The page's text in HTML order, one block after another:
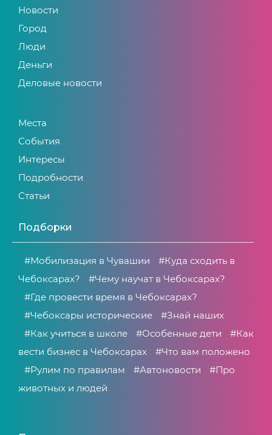
Новости
Город
Люди
Деньги
Деловые новости
Места
События
Интересы
Подробности
Статьи
Подборки
#Мобилизация в Чувашии
#Куда сходить в
Чебоксарах?
#Чему научат в Чебоксарах?
#Где провести время в Чебоксарах?
#Чебоксары исторические
#Знай наших
#Как учиться в школе
#Особенные дети
#Как
вести бизнес в Чебоксарах
#Что вам положено
#Рулим по правилам
#Автоновости
#Про
животных и людей